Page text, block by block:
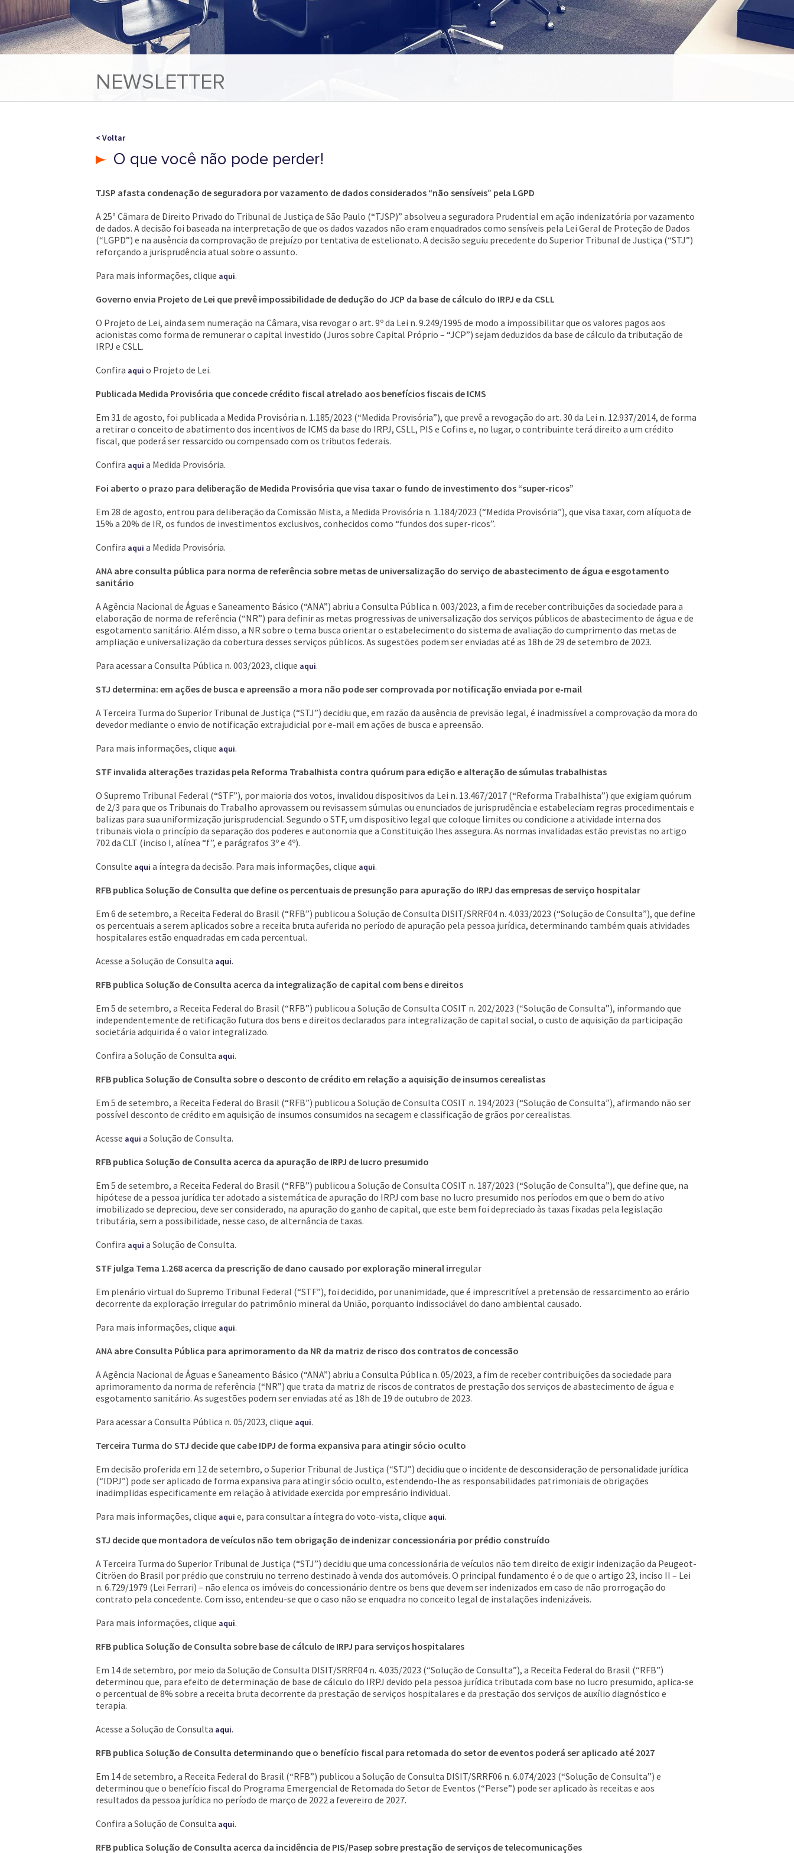
NEWSLETTER
< Voltar
O que você não pode perder!
TJSP afasta condenação de seguradora por vazamento de dados considerados “não sensíveis” pela LGPD
A 25ª Câmara de Direito Privado do Tribunal de Justiça de São Paulo (“TJSP)” absolveu a seguradora Prudential em ação indenizatória por vazamento
de dados. A decisão foi baseada na interpretação de que os dados vazados não eram enquadrados como sensíveis pela Lei Geral de Proteção de Dados
(“LGPD”) e na ausência da comprovação de prejuízo por tentativa de estelionato. A decisão seguiu precedente do Superior Tribunal de Justiça (“STJ”)
reforçando a jurisprudência atual sobre o assunto.
Para mais informações, clique aqui.
Governo envia Projeto de Lei que prevê impossibilidade de dedução do JCP da base de cálculo do IRPJ e da CSLL
O Projeto de Lei, ainda sem numeração na Câmara, visa revogar o art. 9º da Lei n. 9.249/1995 de modo a impossibilitar que os valores pagos aos
acionistas como forma de remunerar o capital investido (Juros sobre Capital Próprio – “JCP”) sejam deduzidos da base de cálculo da tributação de
IRPJ e CSLL.
Confira aqui o Projeto de Lei.
Publicada Medida Provisória que concede crédito fiscal atrelado aos benefícios fiscais de ICMS
Em 31 de agosto, foi publicada a Medida Provisória n. 1.185/2023 (“Medida Provisória”), que prevê a revogação do art. 30 da Lei n. 12.937/2014, de forma
a retirar o conceito de abatimento dos incentivos de ICMS da base do IRPJ, CSLL, PIS e Cofins e, no lugar, o contribuinte terá direito a um crédito
fiscal, que poderá ser ressarcido ou compensado com os tributos federais.
Confira aqui a Medida Provisória.
Foi aberto o prazo para deliberação de Medida Provisória que visa taxar o fundo de investimento dos “super-ricos”
Em 28 de agosto, entrou para deliberação da Comissão Mista, a Medida Provisória n. 1.184/2023 (“Medida Provisória”), que visa taxar, com alíquota de
15% a 20% de IR, os fundos de investimentos exclusivos, conhecidos como “fundos dos super-ricos”.
Confira aqui a Medida Provisória.
ANA abre consulta pública para norma de referência sobre metas de universalização do serviço de abastecimento de água e esgotamento
sanitário
A Agência Nacional de Águas e Saneamento Básico (“ANA”) abriu a Consulta Pública n. 003/2023, a fim de receber contribuições da sociedade para a
elaboração de norma de referência (“NR”) para definir as metas progressivas de universalização dos serviços públicos de abastecimento de água e de
esgotamento sanitário. Além disso, a NR sobre o tema busca orientar o estabelecimento do sistema de avaliação do cumprimento das metas de
ampliação e universalização da cobertura desses serviços públicos. As sugestões podem ser enviadas até as 18h de 29 de setembro de 2023.
Para acessar a Consulta Pública n. 003/2023, clique aqui.
STJ determina: em ações de busca e apreensão a mora não pode ser comprovada por notificação enviada por e-mail
A Terceira Turma do Superior Tribunal de Justiça (“STJ”) decidiu que, em razão da ausência de previsão legal, é inadmissível a comprovação da mora do
devedor mediante o envio de notificação extrajudicial por e-mail em ações de busca e apreensão.
Para mais informações, clique aqui.
STF invalida alterações trazidas pela Reforma Trabalhista contra quórum para edição e alteração de súmulas trabalhistas
O Supremo Tribunal Federal (“STF”), por maioria dos votos, invalidou dispositivos da Lei n. 13.467/2017 (“Reforma Trabalhista”) que exigiam quórum
de 2/3 para que os Tribunais do Trabalho aprovassem ou revisassem súmulas ou enunciados de jurisprudência e estabeleciam regras procedimentais e
balizas para sua uniformização jurisprudencial. Segundo o STF, um dispositivo legal que coloque limites ou condicione a atividade interna dos
tribunais viola o princípio da separação dos poderes e autonomia que a Constituição lhes assegura. As normas invalidadas estão previstas no artigo
702 da CLT (inciso I, alínea “f”, e parágrafos 3º e 4º).
Consulte aqui a íntegra da decisão. Para mais informações, clique aqui.
RFB publica Solução de Consulta que define os percentuais de presunção para apuração do IRPJ das empresas de serviço hospitalar
Em 6 de setembro, a Receita Federal do Brasil (“RFB”) publicou a Solução de Consulta DISIT/SRRF04 n. 4.033/2023 (“Solução de Consulta”), que define
os percentuais a serem aplicados sobre a receita bruta auferida no período de apuração pela pessoa jurídica, determinando também quais atividades
hospitalares estão enquadradas em cada percentual.
Acesse a Solução de Consulta aqui.
RFB publica Solução de Consulta acerca da integralização de capital com bens e direitos
Em 5 de setembro, a Receita Federal do Brasil (“RFB”) publicou a Solução de Consulta COSIT n. 202/2023 (“Solução de Consulta”), informando que
independentemente de retificação futura dos bens e direitos declarados para integralização de capital social, o custo de aquisição da participação
societária adquirida é o valor integralizado.
Confira a Solução de Consulta aqui.
RFB publica Solução de Consulta sobre o desconto de crédito em relação a aquisição de insumos cerealistas
Em 5 de setembro, a Receita Federal do Brasil (“RFB”) publicou a Solução de Consulta COSIT n. 194/2023 (“Solução de Consulta”), afirmando não ser
possível desconto de crédito em aquisição de insumos consumidos na secagem e classificação de grãos por cerealistas.
Acesse aqui a Solução de Consulta.
RFB publica Solução de Consulta acerca da apuração de IRPJ de lucro presumido
Em 5 de setembro, a Receita Federal do Brasil (“RFB”) publicou a Solução de Consulta COSIT n. 187/2023 (“Solução de Consulta”), que define que, na
hipótese de a pessoa jurídica ter adotado a sistemática de apuração do IRPJ com base no lucro presumido nos períodos em que o bem do ativo
imobilizado se depreciou, deve ser considerado, na apuração do ganho de capital, que este bem foi depreciado às taxas fixadas pela legislação
tributária, sem a possibilidade, nesse caso, de alternância de taxas.
Confira aqui a Solução de Consulta.
STF julga Tema 1.268 acerca da prescrição de dano causado por exploração mineral irregular
Em plenário virtual do Supremo Tribunal Federal (“STF”), foi decidido, por unanimidade, que é imprescritível a pretensão de ressarcimento ao erário
decorrente da exploração irregular do patrimônio mineral da União, porquanto indissociável do dano ambiental causado.
Para mais informações, clique aqui.
ANA abre Consulta Pública para aprimoramento da NR da matriz de risco dos contratos de concessão
A Agência Nacional de Águas e Saneamento Básico (“ANA”) abriu a Consulta Pública n. 05/2023, a fim de receber contribuições da sociedade para
aprimoramento da norma de referência (“NR”) que trata da matriz de riscos de contratos de prestação dos serviços de abastecimento de água e
esgotamento sanitário. As sugestões podem ser enviadas até as 18h de 19 de outubro de 2023.
Para acessar a Consulta Pública n. 05/2023, clique aqui.
Terceira Turma do STJ decide que cabe IDPJ de forma expansiva para atingir sócio oculto
Em decisão proferida em 12 de setembro, o Superior Tribunal de Justiça (“STJ”) decidiu que o incidente de desconsideração de personalidade jurídica
(“IDPJ”) pode ser aplicado de forma expansiva para atingir sócio oculto, estendendo-lhe as responsabilidades patrimoniais de obrigações
inadimplidas especificamente em relação à atividade exercida por empresário individual.
Para mais informações, clique aqui e, para consultar a íntegra do voto-vista, clique aqui.
STJ decide que montadora de veículos não tem obrigação de indenizar concessionária por prédio construído
A Terceira Turma do Superior Tribunal de Justiça (“STJ”) decidiu que uma concessionária de veículos não tem direito de exigir indenização da Peugeot-
Citröen do Brasil por prédio que construiu no terreno destinado à venda dos automóveis. O principal fundamento é o de que o artigo 23, inciso II – Lei
n. 6.729/1979 (Lei Ferrari) – não elenca os imóveis do concessionário dentre os bens que devem ser indenizados em caso de não prorrogação do
contrato pela concedente. Com isso, entendeu-se que o caso não se enquadra no conceito legal de instalações indenizáveis.
Para mais informações, clique aqui.
RFB publica Solução de Consulta sobre base de cálculo de IRPJ para serviços hospitalares
Em 14 de setembro, por meio da Solução de Consulta DISIT/SRRF04 n. 4.035/2023 (“Solução de Consulta”), a Receita Federal do Brasil (“RFB”)
determinou que, para efeito de determinação de base de cálculo do IRPJ devido pela pessoa jurídica tributada com base no lucro presumido, aplica-se
o percentual de 8% sobre a receita bruta decorrente da prestação de serviços hospitalares e da prestação dos serviços de auxílio diagnóstico e
terapia.
Acesse a Solução de Consulta aqui.
RFB publica Solução de Consulta determinando que o benefício fiscal para retomada do setor de eventos poderá ser aplicado até 2027
Em 14 de setembro, a Receita Federal do Brasil (“RFB”) publicou a Solução de Consulta DISIT/SRRF06 n. 6.074/2023 (“Solução de Consulta”) e
determinou que o benefício fiscal do Programa Emergencial de Retomada do Setor de Eventos (“Perse”) pode ser aplicado às receitas e aos
resultados da pessoa jurídica no período de março de 2022 a fevereiro de 2027.
Confira a Solução de Consulta aqui.
RFB publica Solução de Consulta acerca da incidência de PIS/Pasep sobre prestação de serviços de telecomunicações